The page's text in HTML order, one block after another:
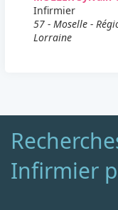
Infirmier
57 - Moselle -
Lorraine
Infirmier